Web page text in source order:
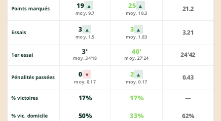
Points marqués 19 ▲
moy. 9.7
25 ▲
moy. 10.3
21.2
Essais 3 ▲
moy. 1.5
3 ▲
moy. 1.83
3.21
1er essai 3'
moy. 34'18
40'
moy. 27'24 24'42
Pénalités passées 0 ▼
moy. 0.17
2 ▲
moy. 0.17
0.43
% victoires 17% 17% —
% vic. domicile 50% 33% 62%